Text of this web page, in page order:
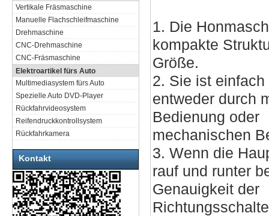
Vertikale Fräsmaschine
Manuelle Flachschleifmaschine
Drehmaschine
CNC-Drehmaschine
CNC-Fräsmaschine
Elektroartikel fürs Auto
Multimediasystem fürs Auto
Spezielle Auto DVD-Player
Rückfahrvideosystem
Reifendruckkontrollsystem
Rückfahrkamera
Kontakt
1. Die
kompakte
Größe.
2. Sie ist
entweder durch
Bedienung oder
mechanischen
3. Wenn die
rauf und runter
Genauigkeit der